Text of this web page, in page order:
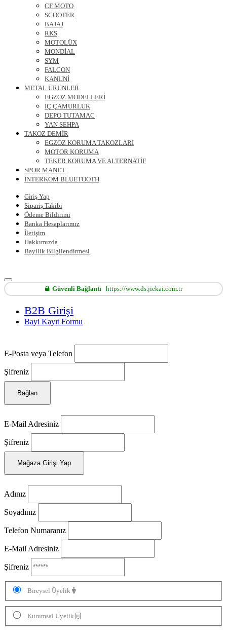
CF MOTO
SCOOTER
BAJAJ
RKS
MOTOLÜX
MONDİAL
SYM
FALCON
KANUNİ
METAL ÜRÜNLER
EGZOZ MODELLERİ
İÇ ÇAMURLUK
DEPO TUTAMAC
YAN SEHPA
TAKOZ DEMİR
EGZOZ KORUMA TAKOZLARI
MOTOR KORUMA
TEKER KORUMA VE ALTERNATİF
SPOR MANET
İNTERKOM BLUETOOTH
Giriş Yap
Sipariş Takibi
Ödeme Bildirimi
Banka Hesaplarımız
İletişim
Hakkımızda
Bayilik Bilgilendirmesi
Güvenli Bağlantıhttps://www.ds.jiekai.com.tr
B2B Girişi
Bayi Kayıt Formu
E-Posta veya Telefon
Şifreniz
Bağlan
E-Mail Adresiniz
Şifreniz
Mağaza Girişi Yap
Adınız
Soyadınız
Telefon Numaranız
E-Mail Adresiniz
Şifreniz
Bireysel Üyelik
Kurumsal Üyelik